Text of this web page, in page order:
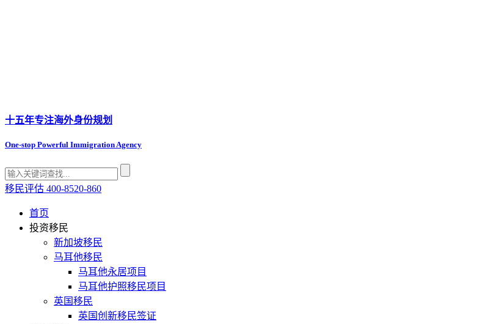
十五年专注海外身份规划
One-stop Powerful Immigration Agency
移民评估 400-8520-860
首页
投资移民
新加坡移民
马耳他移民
马耳他永居项目
马耳他护照移民项目
英国移民
英国创新移民签证